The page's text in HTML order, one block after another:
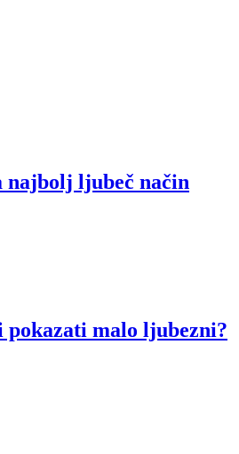
najbolj ljubeč način
pokazati malo ljubezni?